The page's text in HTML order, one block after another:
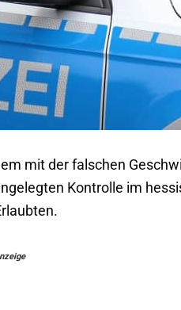
mit der falschen
Kontrolle im